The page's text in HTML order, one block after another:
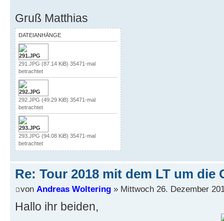
Gruß Matthias
DATEIANHÄNGE
291.JPG (87.14 KiB) 35471-mal
betrachtet
292.JPG (49.29 KiB) 35471-mal
betrachtet
293.JPG (94.08 KiB) 35471-mal
betrachtet
Re: Tour 2018 mit dem LT um die
von Andreas Woltering » Mittwoch 26. Dezember
Hallo ihr beiden,